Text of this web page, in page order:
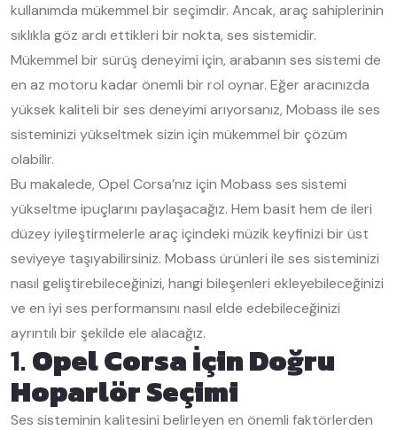
kullanımda mükemmel bir seçimdir. Ancak, araç sahiplerinin
sıklıkla göz ardı ettikleri bir nokta, ses sistemidir.
Mükemmel bir sürüş deneyimi için, arabanın ses sistemi de
en az motoru kadar önemli bir rol oynar. Eğer aracınızda
yüksek kaliteli bir ses deneyimi arıyorsanız, Mobass ile ses
sisteminizi yükseltmek sizin için mükemmel bir çözüm
olabilir.
Bu makalede, Opel Corsa’nız için Mobass ses sistemi
yükseltme ipuçlarını paylaşacağız. Hem basit hem de ileri
düzey iyileştirmelerle araç içindeki müzik keyfinizi bir üst
seviyeye taşıyabilirsiniz. Mobass ürünleri ile ses sisteminizi
nasıl geliştirebileceğinizi, hangi bileşenleri ekleyebileceğinizi
ve en iyi ses performansını nasıl elde edebileceğinizi
ayrıntılı bir şekilde ele alacağız.
1.Opel Corsa İçin Doğru
Hoparlör Seçimi
Ses sisteminin kalitesini belirleyen en önemli faktörlerden